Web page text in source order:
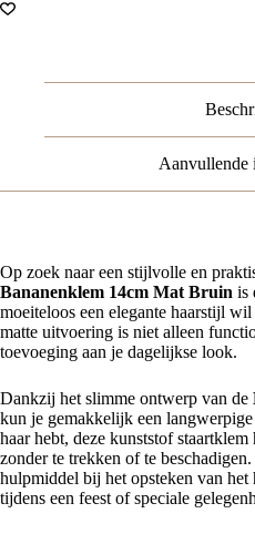
-
Aanvullende
Op zoek naar een stijlvolle en
Bananenklem 14cm Mat Bruin is
moeiteloos een elegante haarstijl
matte uitvoering is niet alleen
toevoeging aan je dagelijkse look.
Dankzij het slimme ontwerp van de
kun je gemakkelijk een
haar hebt, deze kunststof
zonder te trekken of te
hulpmiddel bij het opsteken van het
tijdens een feest of speciale